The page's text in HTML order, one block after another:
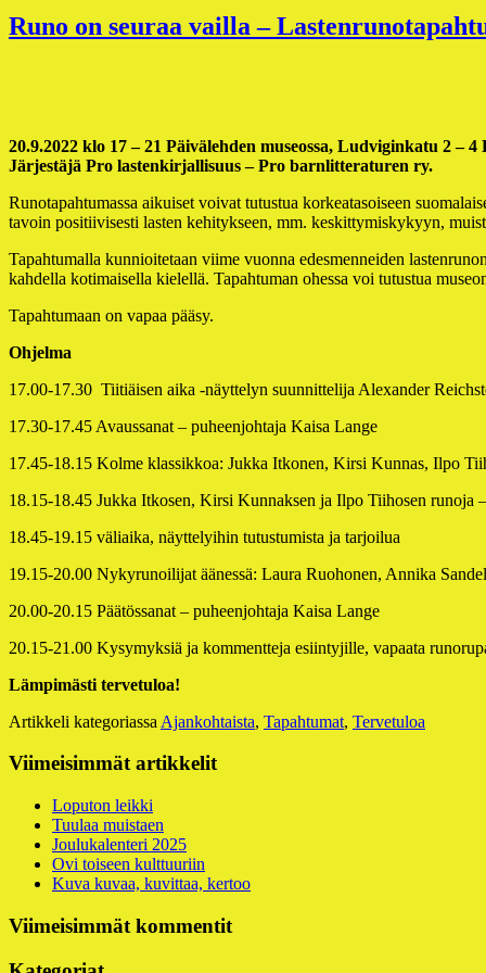
Runo on seuraa vailla –
20.9.2022 klo 17 – 21 Päivälehden museossa, Ludviginkatu 2 – 4
Järjestäjä Pro lastenkirjallisuus – Pro barnlitteraturen ry.
Runotapahtumassa aikuiset voivat tutustua korkeatasoiseen
tavoin positiivisesti lasten kehitykseen, mm. keskittymiskykyyn,
Tapahtumalla kunnioitetaan viime vuonna edesmenneiden
kahdella kotimaisella kielellä. Tapahtuman ohessa voi tutustua
Tapahtumaan on vapaa pääsy.
Ohjelma
17.00-17.30 Tiitiäisen aika -näyttelyn suunnittelija Alexander
17.30-17.45 Avaussanat – puheenjohtaja Kaisa Lange
17.45-18.15 Kolme klassikkoa: Jukka Itkonen, Kirsi Kunnas, Ilpo
18.15-18.45 Jukka Itkosen, Kirsi Kunnaksen ja Ilpo Tiihosen runoja
18.45-19.15 väliaika, näyttelyihin tutustumista ja tarjoilua
19.15-20.00 Nykyrunoilijat äänessä: Laura Ruohonen, Annika
20.00-20.15 Päätössanat – puheenjohtaja Kaisa Lange
20.15-21.00 Kysymyksiä ja kommentteja esiintyjille, vapaata
Lämpimästi tervetuloa!
Artikkeli kategoriassa Ajankohtaista, Tapahtumat, Tervetuloa
Alapalkin
sivupalkki
Viimeisimmät artikkelit
Loputon leikki
Tuulaa muistaen
Joulukalenteri 2025
Ovi toiseen kulttuuriin
Kuva kuvaa, kuvittaa, kertoo
Viimeisimmät kommentit